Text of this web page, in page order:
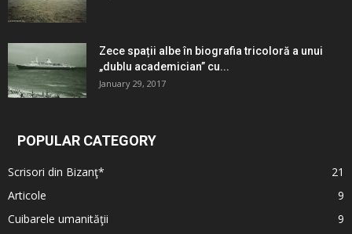
Zece spații albe în biografia tricoloră a unui
„dublu academician” cu...
January 29, 2017
POPULAR CATEGORY
Scrisori din Bizanţ*
21
Articole
9
Cuibarele umanităţii
9